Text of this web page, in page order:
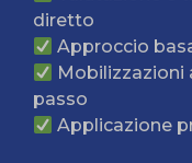
diretto
Approccio
Mobilizzazioni
passo
Applicazione